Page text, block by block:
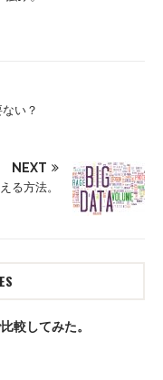
い？
NEXT
る方法。
較してみた。